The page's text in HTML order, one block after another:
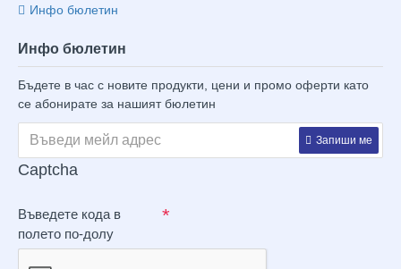
Инфо бюлетин
Инфо бюлетин
Бъдете в час с новите продукти, цени и промо оферти като
се абонирате за нашият бюлетин
Запиши ме
Captcha
Въведете кода в
полето по-долу